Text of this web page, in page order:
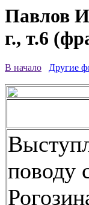
Павлов
г., т.6
В начало Другие
поводу